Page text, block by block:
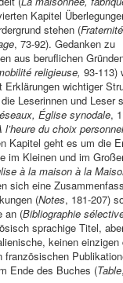
Kapitel
stehen (
, 73-92). Gedanken zu
aus beruflichen
religieuse, 93-113)
wichtiger
Leserinnen und Leser
Église synodale,
l’heure du choix personnel
Kapitel geht es um die
im Kleinen und im
à la maison à la
sich eine
(Notes, 181-207)
an (Bibliographie
sprachige Titel,
keinen einzigen
französischen
Ende des Buches (Table